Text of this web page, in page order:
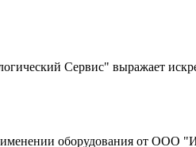
Сервис" выражает
оборудования от ООО